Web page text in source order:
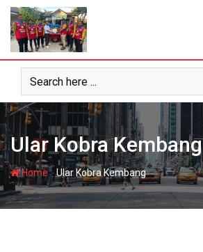
Skip
content
Ular Kobra Kembang
Home-Ular Kobra Kembang